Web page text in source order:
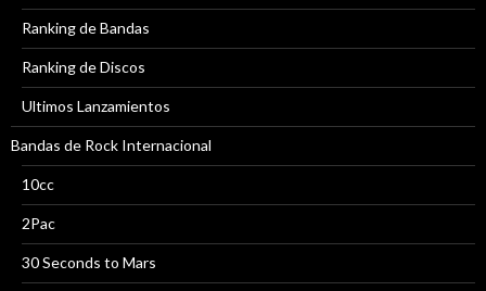
Ranking de Bandas
Ranking de Discos
Ultimos Lanzamientos
Bandas de Rock Internacional
10cc
2Pac
30 Seconds to Mars